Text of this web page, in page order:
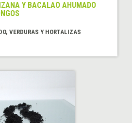
Y BACALAO AHUMADO
VERDURAS Y HORTALIZAS